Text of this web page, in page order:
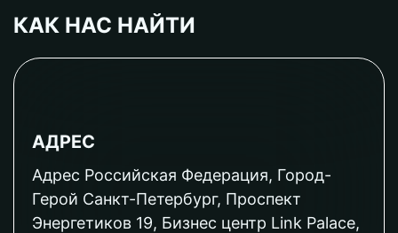
КАК НАС НАЙТИ
АДРЕС
Адрес Российская Федерация, Город-
Герой Санкт-Петербург, Проспект
Энергетиков 19, Бизнес центр Link Palace,